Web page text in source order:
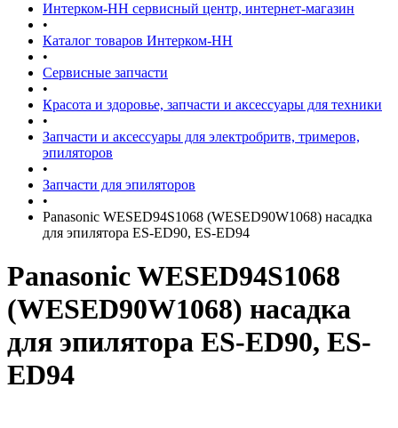
Интерком-НН сервисный центр, интернет-магазин
•
Каталог товаров Интерком-НН
•
Сервисные запчасти
•
Красота и здоровье, запчасти и аксессуары для техники
•
Запчасти и аксессуары для электробритв, тримеров,
эпиляторов
•
Запчасти для эпиляторов
•
Panasonic WESED94S1068 (WESED90W1068) насадка
для эпилятора ES-ED90, ES-ED94
Panasonic WESED94S1068
(WESED90W1068) насадка
для эпилятора ES-ED90, ES-
ED94